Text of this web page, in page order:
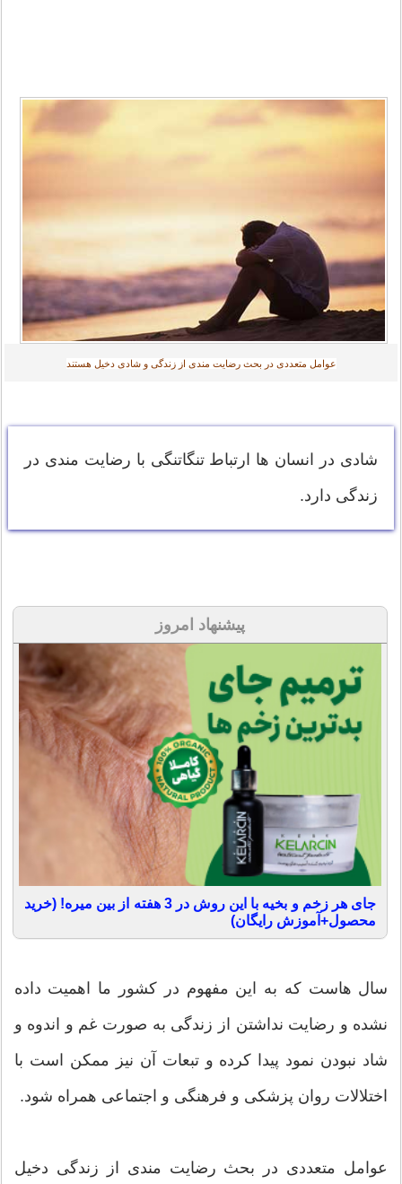
عوامل متعددی در بحث رضایت مندی از زندگی و شادی دخیل هستند
شادی در انسان ها ارتباط تنگاتنگی با رضایت مندی در
زندگی دارد.
پیشنهاد امروز
جای هر زخم و بخیه با این روش در 3 هفته از بین میره! (خرید
محصول+آموزش رایگان)
سال هاست که به این مفهوم در کشور ما اهمیت داده
نشده و رضایت نداشتن از زندگی به صورت غم و اندوه و
شاد نبودن نمود پیدا کرده و تبعات آن نیز ممکن است با
اختلالات روان پزشکی و فرهنگی و اجتماعی همراه شود.
عوامل متعددی در بحث رضایت مندی از زندگی دخیل